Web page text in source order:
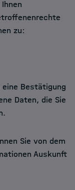
zu:
Bestätigung
Daten, die Sie
Sie von dem
Auskunft